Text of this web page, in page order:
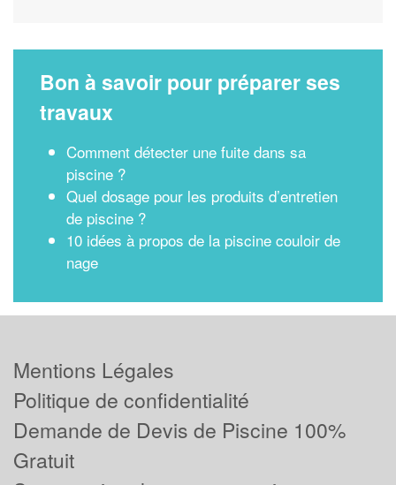
Bon à savoir pour préparer ses
travaux
Comment détecter une fuite dans sa
piscine ?
Quel dosage pour les produits d’entretien
de piscine ?
10 idées à propos de la piscine couloir de
nage
Mentions Légales
Politique de confidentialité
Demande de Devis de Piscine 100%
Gratuit